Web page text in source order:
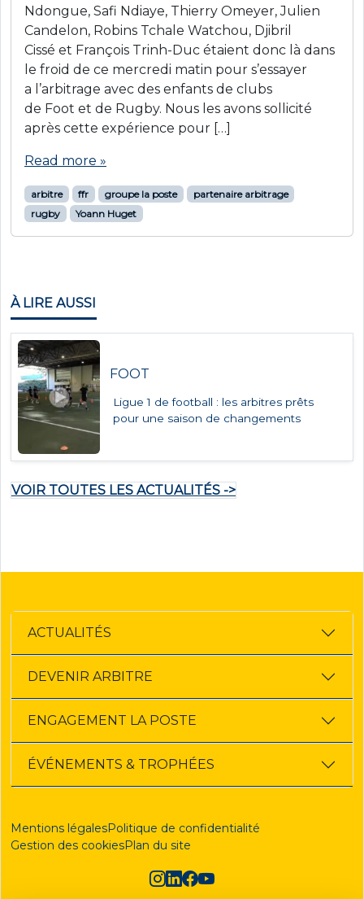
Ndongue, Safi Ndiaye, Thierry Omeyer, Julien
Candelon, Robins Tchale Watchou, Djibril
Cissé et François Trinh-Duc étaient donc là dans
le froid de ce mercredi matin pour s’essayer
a l’arbitrage avec des enfants de clubs
de Foot et de Rugby. Nous les avons sollicité
après cette expérience pour […]
Read more »
arbitre ffr groupe la poste
partenaire arbitrage
rugby
Yoann Huget
À LIRE AUSSI
FOOT
Ligue 1 de football : les arbitres prêts
pour une saison de changements
VOIR TOUTES LES ACTUALITÉS ->
ACTUALITÉS
DEVENIR ARBITRE
ENGAGEMENT LA POSTE
ÉVÉNEMENTS & TROPHÉES
Mentions légalesPolitique de confidentialité
Gestion des cookiesPlan du site